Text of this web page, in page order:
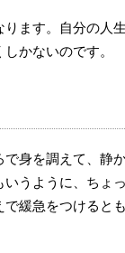
ます。自分の人
かないのです。
身を調えて、静
うように、ちょ
緩急をつけると